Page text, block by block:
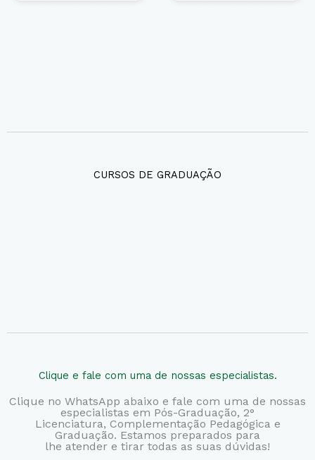
CURSOS DE GRADUAÇÃO
Clique e fale com uma de nossas especialistas.
Clique no WhatsApp abaixo e fale com uma de nossas
especialistas em Pós-Graduação, 2°
Licenciatura, Complementação Pedagógica e
Graduação. Estamos preparados para
lhe atender e tirar todas as suas dúvidas!